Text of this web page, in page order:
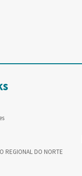
REGIONAL DO NORTE